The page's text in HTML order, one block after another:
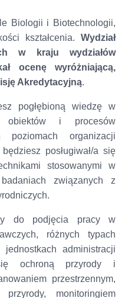
Biologii i Biotechnologii,
kształcenia.Wydział
w kraju wydziałów
ocenę wyróżniającą,
Akredytacyjną.
pogłębioną wiedzę w
obiektów i procesów
poziomach organizacji
posługiwał/a się
stosowanymi w
związanych z
do podjęcia pracy w
różnych typach
administracji
ochroną przyrody i
przestrzennym,
przyrody, monitoringiem